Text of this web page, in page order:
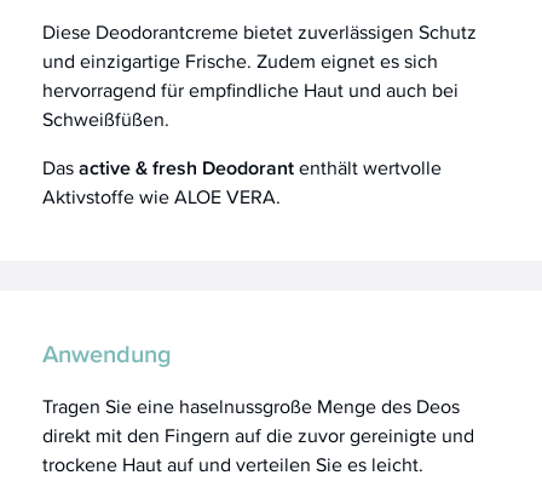
Diese Deodorantcreme bietet zuverlässigen Schutz
und einzigartige Frische. Zudem eignet es sich
hervorragend für empfindliche Haut und auch bei
Schweißfüßen.
Dasactive & fresh Deodorantenthält wertvolle
Aktivstoffe wie ALOE VERA.
Anwendung
Tragen Sie eine haselnussgroße Menge des Deos
direkt mit den Fingern auf die zuvor gereinigte und
trockene Haut auf und verteilen Sie es leicht.